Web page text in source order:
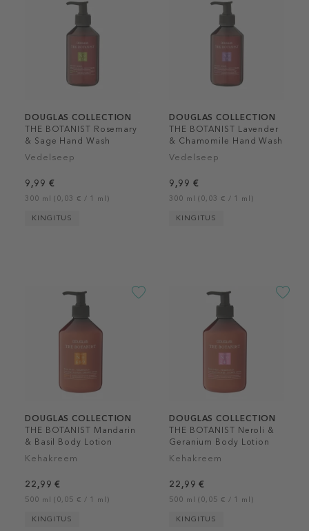
DOUGLAS COLLECTION
THE BOTANIST Rosemary
& Sage Hand Wash
Vedelseep
9,99 €
300 ml (0,03 € / 1 ml)
KINGITUS
DOUGLAS COLLECTION
THE BOTANIST Lavender
& Chamomile Hand Wash
Vedelseep
9,99 €
300 ml (0,03 € / 1 ml)
KINGITUS
DOUGLAS COLLECTION
THE BOTANIST Mandarin
& Basil Body Lotion
Kehakreem
22,99 €
500 ml (0,05 € / 1 ml)
KINGITUS
DOUGLAS COLLECTION
THE BOTANIST Neroli &
Geranium Body Lotion
Kehakreem
22,99 €
500 ml (0,05 € / 1 ml)
KINGITUS